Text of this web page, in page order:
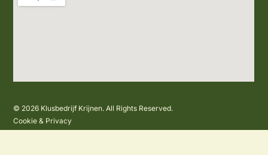
© 2026 Klusbedrijf Krijnen. All Rights Reserved.
Cookie & Privacy